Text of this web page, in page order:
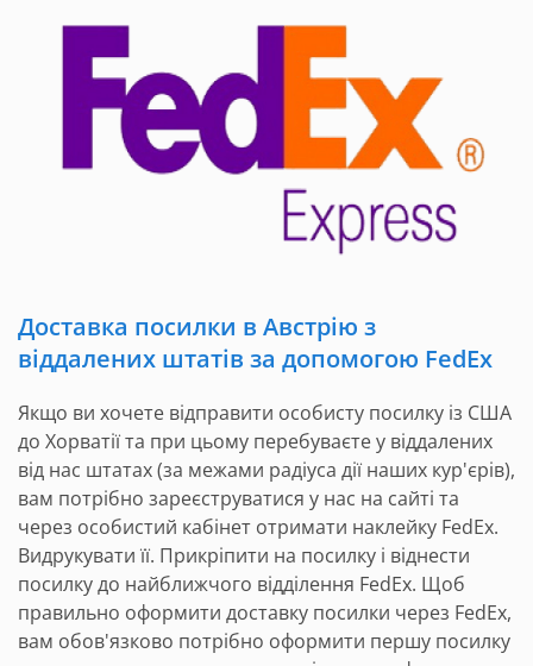
Доставка посилки в Австрію з
віддалених штатів за допомогою FedEx
Якщо ви хочете відправити особисту посилку із США
до Хорватії та при цьому перебуваєте у віддалених
від нас штатах (за межами радіуса дії наших кур'єрів),
вам потрібно зареєструватися у нас на сайті та
через особистий кабінет отримати наклейку FedEx.
Видрукувати її. Прикріпити на посилку і віднести
посилку до найближчого відділення FedEx. Щоб
правильно оформити доставку посилки через FedEx,
вам обов'язково потрібно оформити першу посилку